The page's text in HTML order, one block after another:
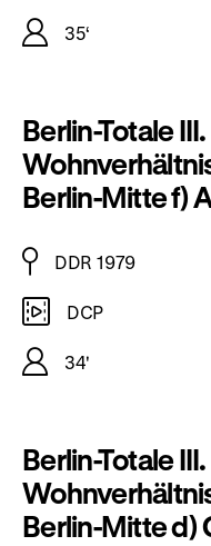
35‘
Berlin-Totale
Berlin-Mitte f)
DDR 1979
DCP
34'
Berlin-Totale
Berlin-Mitte d)